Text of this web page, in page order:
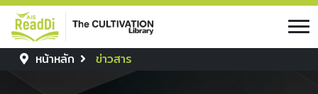
หน้าหลัก ข่าวสาร